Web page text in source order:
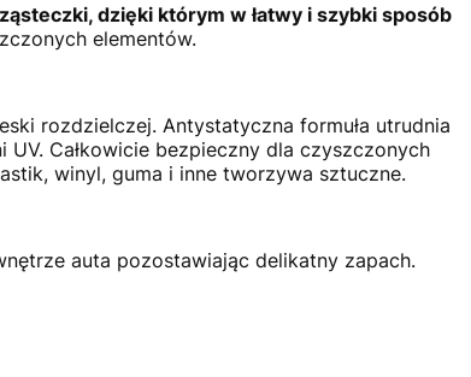
dzięki którym w łatwy i szybki sposób
elementów.
rozdzielczej. Antystatyczna formuła utrudnia
Całkowicie bezpieczny dla czyszczonych
winyl, guma i inne tworzywa sztuczne.
auta pozostawiając delikatny zapach.